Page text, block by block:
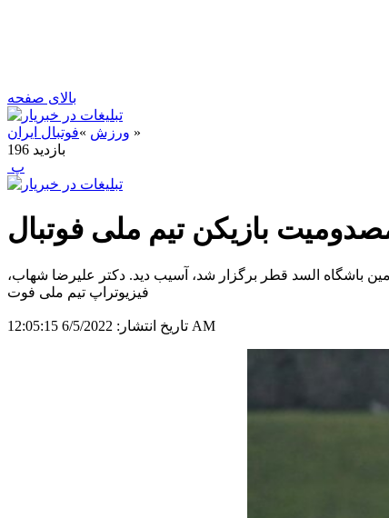
بالای صفحه
ورزش »فوتبال ایران
»
196 بازدید
‍ پ
بازیکن تیم ملی فوتبال
باشگاه السد قطر برگزار شد، آسیب دید. دکتر علیرضا شهاب،
فیزیوتراپ تیم ملی فوت
تاریخ انتشار: 6/5/2022 12:05:15 AM